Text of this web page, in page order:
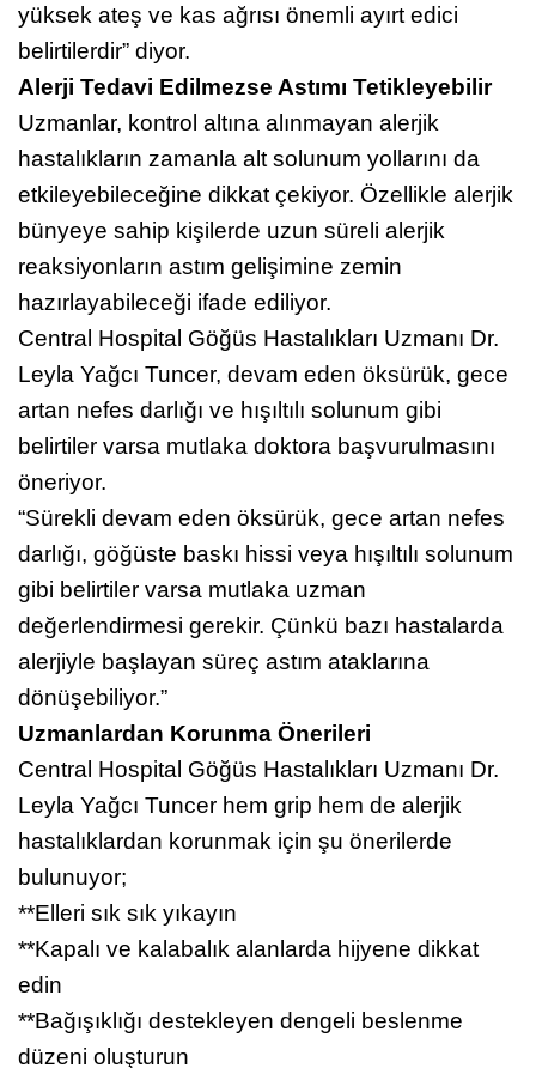
yüksek ateş ve kas ağrısı önemli ayırt edici
belirtilerdir” diyor.
Alerji Tedavi Edilmezse Astımı Tetikleyebilir
Uzmanlar, kontrol altına alınmayan alerjik
hastalıkların zamanla alt solunum yollarını da
etkileyebileceğine dikkat çekiyor. Özellikle alerjik
bünyeye sahip kişilerde uzun süreli alerjik
reaksiyonların astım gelişimine zemin
hazırlayabileceği ifade ediliyor.
Central Hospital Göğüs Hastalıkları Uzmanı Dr.
Leyla Yağcı Tuncer, devam eden öksürük, gece
artan nefes darlığı ve hışıltılı solunum gibi
belirtiler varsa mutlaka doktora başvurulmasını
öneriyor.
“Sürekli devam eden öksürük, gece artan nefes
darlığı, göğüste baskı hissi veya hışıltılı solunum
gibi belirtiler varsa mutlaka uzman
değerlendirmesi gerekir. Çünkü bazı hastalarda
alerjiyle başlayan süreç astım ataklarına
dönüşebiliyor.”
Uzmanlardan Korunma Önerileri
Central Hospital Göğüs Hastalıkları Uzmanı Dr.
Leyla Yağcı Tuncer hem grip hem de alerjik
hastalıklardan korunmak için şu önerilerde
bulunuyor;
**Elleri sık sık yıkayın
**Kapalı ve kalabalık alanlarda hijyene dikkat
edin
**Bağışıklığı destekleyen dengeli beslenme
düzeni oluşturun